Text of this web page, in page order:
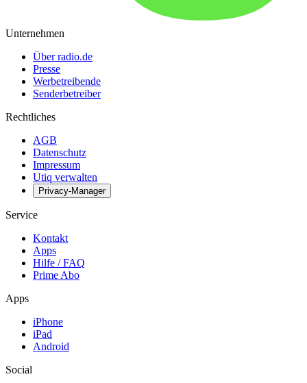
Unternehmen
Über radio.de
Presse
Werbetreibende
Senderbetreiber
Rechtliches
AGB
Datenschutz
Impressum
Utiq verwalten
Privacy-Manager
Service
Kontakt
Apps
Hilfe / FAQ
Prime Abo
Apps
iPhone
iPad
Android
Social